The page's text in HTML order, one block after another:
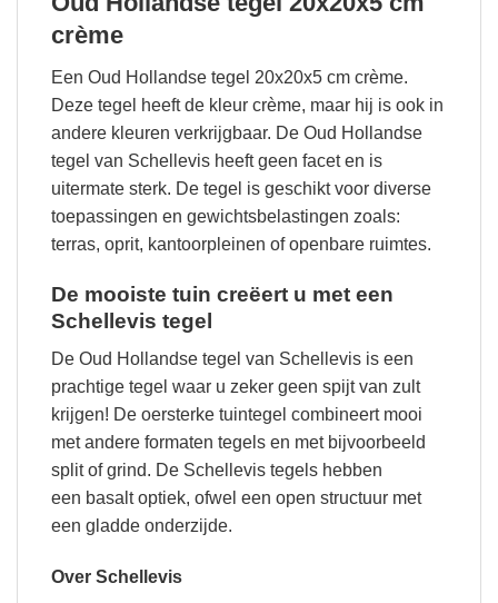
crème
Een Oud Hollandse tegel 20x20x5 cm crème.
Deze tegel heeft de kleur crème, maar hij is ook in
andere kleuren verkrijgbaar. De Oud Hollandse
tegel van Schellevis heeft geen facet en is
uitermate sterk. De tegel is geschikt voor diverse
toepassingen en gewichtsbelastingen zoals:
terras, oprit, kantoorpleinen of openbare ruimtes.
De mooiste tuin creëert u met een
Schellevis tegel
De Oud Hollandse tegel van Schellevis is een
prachtige tegel waar u zeker geen spijt van zult
krijgen! De oersterke tuintegel combineert mooi
met andere formaten tegels en met bijvoorbeeld
split of grind. De Schellevis tegels hebben
een basalt optiek, ofwel een open structuur met
een gladde onderzijde.
Over Schellevis